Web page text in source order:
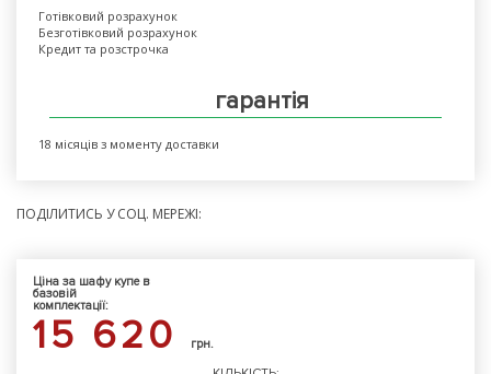
Готівковий розрахунок
Безготівковий розрахунок
Кредит та розстрочка
гарантія
18 місяців з моменту доставки
ПОДІЛИТИСЬ У СОЦ. МЕРЕЖІ:
Ціна за шафу купе в
базовій
комплектації:
15 620 грн.